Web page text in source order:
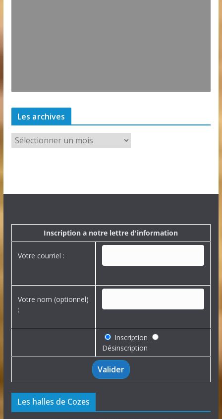
Les archives
e
s
Inscription a notre lettre d'information
Votre courriel :
Votre nom (optionnel)
:
Inscription
Désinscription
Les halles de Cozes